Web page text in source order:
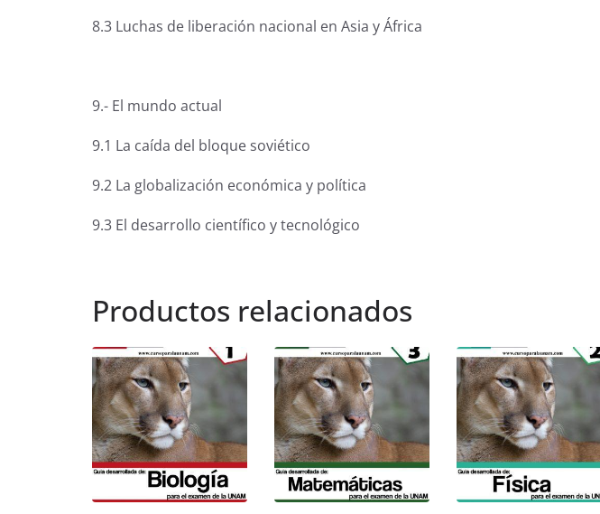
8.3 Luchas de liberación nacional en Asia y África
9.- El mundo actual
9.1 La caída del bloque soviético
9.2 La globalización económica y política
9.3 El desarrollo científico y tecnológico
Productos relacionados